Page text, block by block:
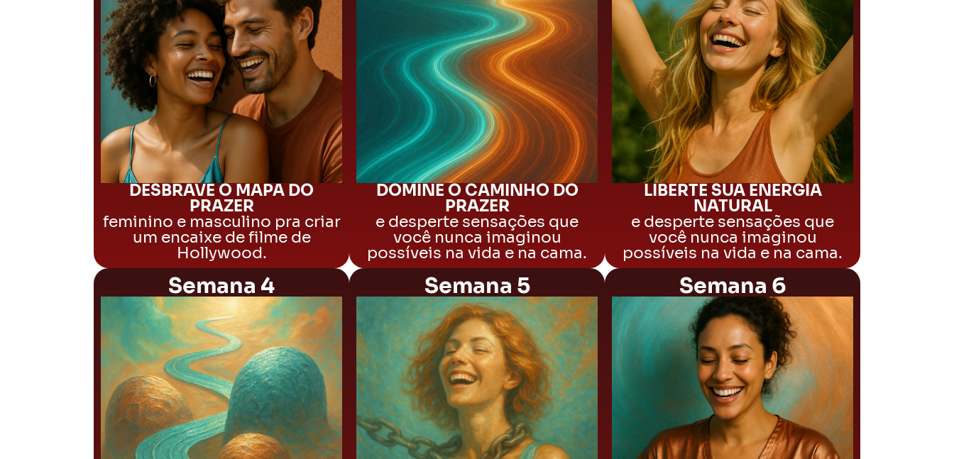
DESBRAVE O MAPA DO
PRAZER
feminino e masculino pra criar
um encaixe de filme de
Hollywood.
DOMINE O CAMINHO DO
PRAZER
e desperte sensações que
você nunca imaginou
possíveis na vida e na cama.
LIBERTE SUA ENERGIA
NATURAL
e desperte sensações que
você nunca imaginou
possíveis na vida e na cama.
Semana 4 Semana 5 Semana 6